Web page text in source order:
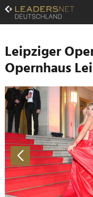
Zum
Inhalt
Zur
Navigation
Zur
Hauptnavigation
Leipziger
Opernhaus